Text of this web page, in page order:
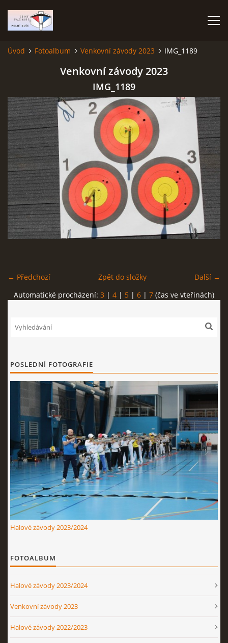
PROPOZICE
VÝSLEDKY ZÁVODŮ
ČESKÝ POHÁR A ČESKÁ LIGA
REPREZENTACE
ČLENSKÁ SCHŮZE ČSK
FOTOALBUM
© 2026 eStránky.cz |WebSlice |Tisk |Aktualizováno: 22. 7. 2026|
Nahoru ↑
Úvod Fotoalbum Venkovní závody 2023 IMG_1189
Venkovní závody 2023
IMG_1189
← Předchozí Další →
Zpět do složky
Automatické procházení: 3 | 4 | 5 | 6 | 7 (čas ve vteřinách)
POSLEDNÍ FOTOGRAFIE
Halové závody 2023/2024
FOTOALBUM
Halové závody 2023/2024
Venkovní závody 2023
Halové závody 2022/2023